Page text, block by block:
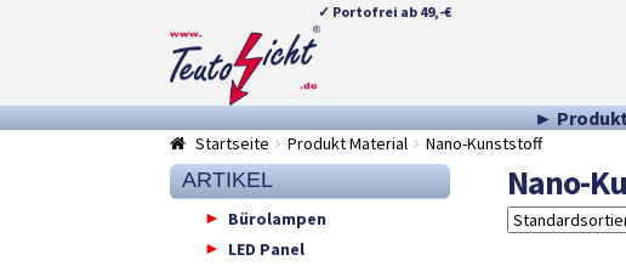
✓ Portofrei ab 49,-€
Zur
Navigation
springen
Springe
zum
►
Startseite Produkt Material Nano-Kunststoff
Nano-
ARTIKEL
Bürolampen
LED Panel